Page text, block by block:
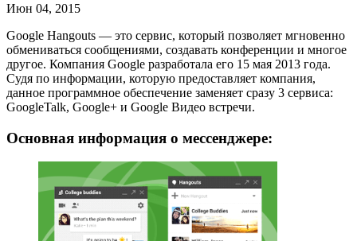
Июн 04, 2015
Google Hangouts — это сервис, который позволяет мгновенно
обмениваться сообщениями, создавать конференции и многое
другое. Компания Google разработала его 15 мая 2013 года.
Судя по информации, которую предоставляет компания,
данное программное обеспечение заменяет сразу 3 сервиса:
GoogleTalk, Google+ и Google Видео встречи.
Основная информация о мессенджере: